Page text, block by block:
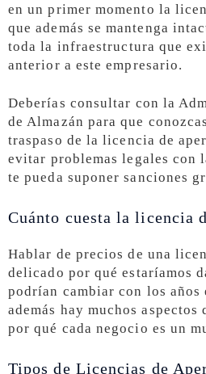
en un primer momento la
que además se mantenga
toda la infraestructura que
anterior a este empresario.
Deberías consultar con la
de Almazán para que
traspaso de la licencia de
evitar problemas legales con
te pueda suponer sanciones
Cuánto cuesta la licencia
Hablar de precios de una
delicado por qué estaríamos
podrían cambiar con los años
además hay muchos aspectos
por qué cada negocio es un
Tipos de Licencias de